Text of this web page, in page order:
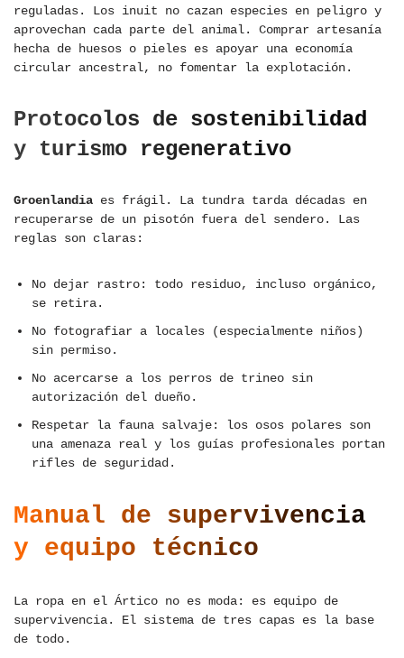
reguladas. Los inuit no cazan especies en peligro y
aprovechan cada parte del animal. Comprar artesanía
hecha de huesos o pieles es apoyar una economía
circular ancestral, no fomentar la explotación.
Protocolos de sostenibilidad
y turismo regenerativo
Groenlandia es frágil. La tundra tarda décadas en
recuperarse de un pisotón fuera del sendero. Las
reglas son claras:
No dejar rastro: todo residuo, incluso orgánico,
se retira.
No fotografiar a locales (especialmente niños)
sin permiso.
No acercarse a los perros de trineo sin
autorización del dueño.
Respetar la fauna salvaje: los osos polares son
una amenaza real y los guías profesionales portan
rifles de seguridad.
Manual de supervivencia
y equipo técnico
La ropa en el Ártico no es moda: es equipo de
supervivencia. El sistema de tres capas es la base
de todo.